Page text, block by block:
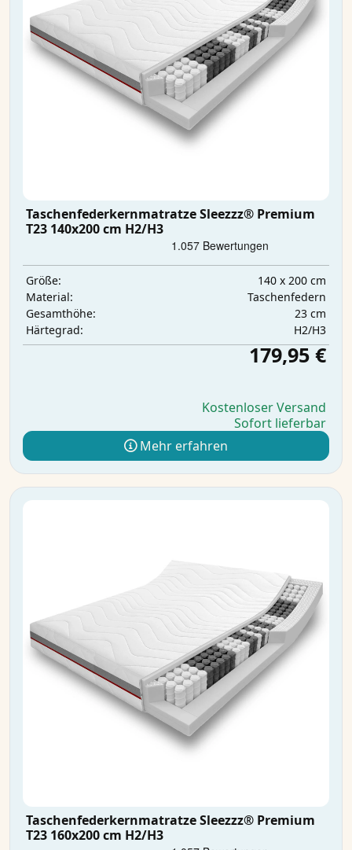
Taschenfederkernmatratze Sleezzz® Premium
T23 140x200 cm H2/H3
Größe:
140 x 200 cm
Material:
Taschenfedern
Gesamthöhe:
23 cm
Härtegrad:
H2/H3
179,95 €
Kostenloser Versand
Sofort lieferbar
Mehr erfahren
Taschenfederkernmatratze Sleezzz® Premium
T23 160x200 cm H2/H3